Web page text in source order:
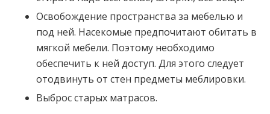
Освобождение пространства за мебелью и
под ней. Насекомые предпочитают обитать в
мягкой мебели. Поэтому необходимо
обеспечить к ней доступ. Для этого следует
отодвинуть от стен предметы меблировки.
Выброс старых матрасов.